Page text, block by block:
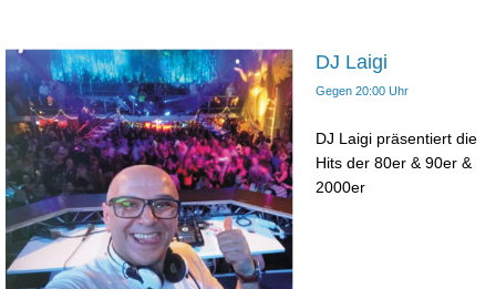
DJ Laigi
Gegen 20:00 Uhr
DJ Laigi präsentiert die
Hits der 80er & 90er &
2000er